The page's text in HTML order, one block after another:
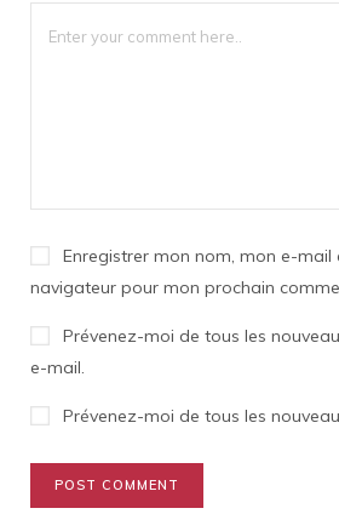
Enregistrer mon nom, mon e-mail
navigateur pour mon prochain
Prévenez-moi de tous les
e-mail.
Prévenez-moi de tous les